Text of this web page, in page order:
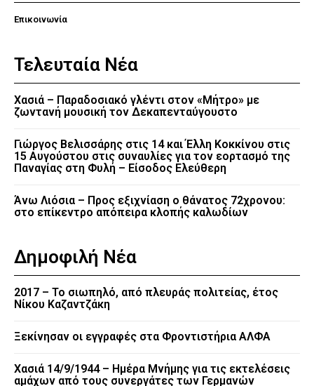
Επικοινωνία
Τελευταία Νέα
Χασιά – Παραδοσιακό γλέντι στον «Μήτρο» με
ζωντανή μουσική τον Δεκαπενταύγουστο
Γιώργος Βελισσάρης στις 14 και Έλλη Κοκκίνου στις
15 Αυγούστου στις συναυλίες για τον εορτασμό της
Παναγίας στη Φυλή – Είσοδος Ελεύθερη
Άνω Λιόσια – Προς εξιχνίαση ο θάνατος 72χρονου:
στο επίκεντρο απόπειρα κλοπής καλωδίων
Δημοφιλή Νέα
2017 – Το σιωπηλό, από πλευράς πολιτείας, έτος
Νίκου Καζαντζάκη
Ξεκίνησαν οι εγγραφές στα Φροντιστήρια ΑΛΦΑ
Χασιά 14/9/1944 – Ημέρα Μνήμης για τις εκτελέσεις
αμάχων από τους συνεργάτες των Γερμανών